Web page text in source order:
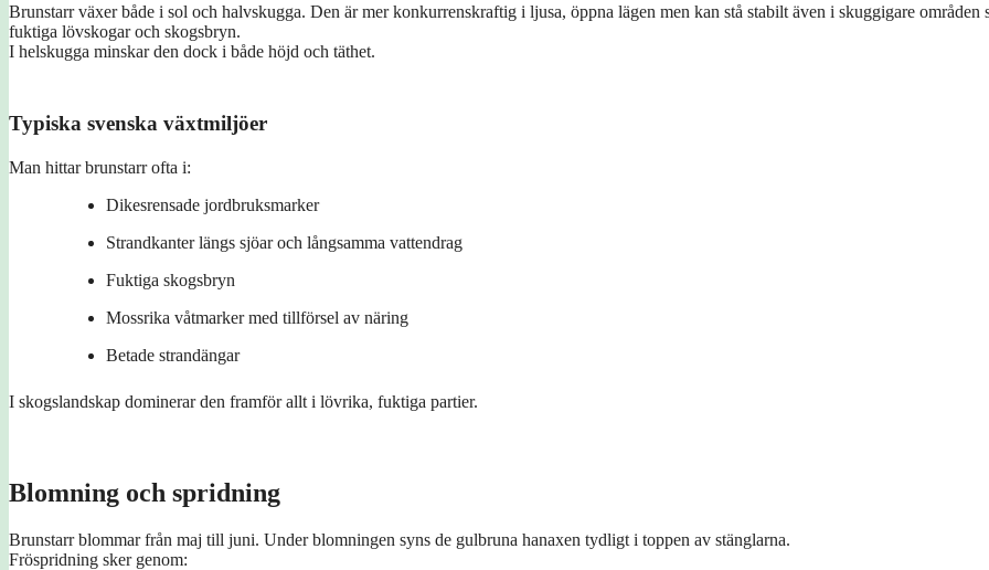
Brunstarr växer både i sol och halvskugga. Den är mer konkurrenskraftig i ljusa, öppna lägen men kan stå stabilt även i skuggigare områden
fuktiga lövskogar och skogsbryn.
I helskugga minskar den dock i både höjd och täthet.
Typiska svenska växtmiljöer
Man hittar brunstarr ofta i:
Dikesrensade jordbruksmarker
Strandkanter längs sjöar och långsamma vattendrag
Fuktiga skogsbryn
Mossrika våtmarker med tillförsel av näring
Betade strandängar
I skogslandskap dominerar den framför allt i lövrika, fuktiga partier.
Blomning och spridning
Brunstarr blommar från maj till juni. Under blomningen syns de gulbruna hanaxen tydligt i toppen av stänglarna.
Fröspridning sker genom: